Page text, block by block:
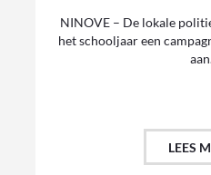
NINOVE – De lokale
het schooljaar een
LEES